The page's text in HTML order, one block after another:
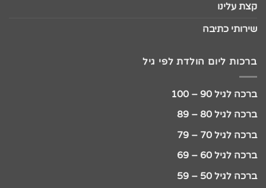
קצת עלינו
שירותי כתיבה
ברכות ליום הולדת לפי גיל
ברכה לגיל 90 – 100
ברכה לגיל 80 – 89
ברכה לגיל 70 – 79
ברכה לגיל 60 – 69
ברכה לגיל 50 – 59